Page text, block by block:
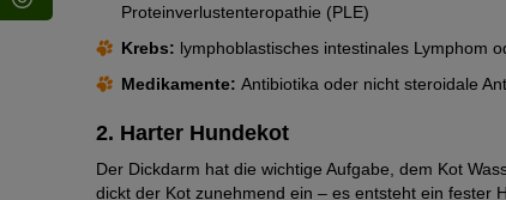
Proteinverlustenteropathie (PLE)
Krebs: lymphoblastisches intestinales Lymphom
Medikamente: Antibiotika oder nicht steroidale
2. Harter Hundekot
Der Dickdarm hat die wichtige Aufgabe, dem Kot
dickt der Kot zunehmend ein – es entsteht ein fester